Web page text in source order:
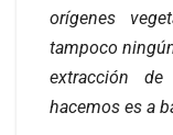
orígenes
tampoco
extracción
hacemos es a